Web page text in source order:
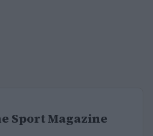
Sport Magazine